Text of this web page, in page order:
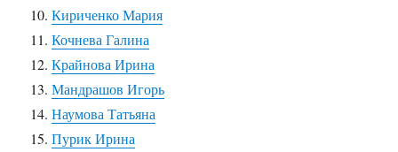
Кириченко Мария
Кочнева Галина
Крайнова Ирина
Мандрашов Игорь
Наумова Татьяна
Пурик Ирина